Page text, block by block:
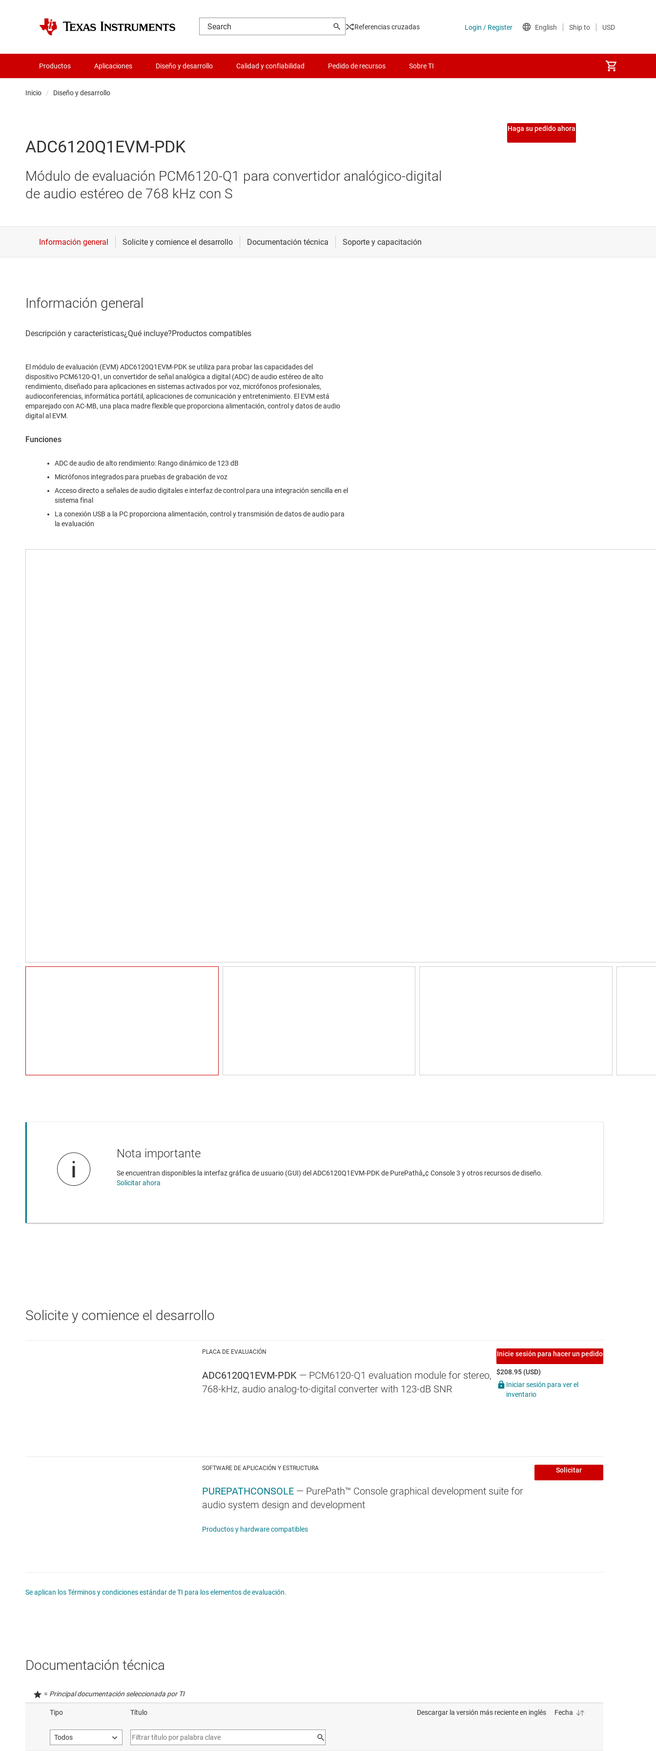
Referencias cruzadas
Productos Aplicaciones Diseño y desarrollo Calidad y confiabilidad Pedido de recursos Sobre TI
Inicio Diseño y desarrollo
ADC6120Q1EVM-PDK
Módulo de evaluación PCM6120-Q1 para convertidor analógico-digital
de audio estéreo de 768 kHz con S
Haga su pedido ahora
Información general
El módulo de evaluación (EVM) ADC6120Q1EVM-PDK se utiliza para probar las capacidades del
dispositivo PCM6120-Q1, un convertidor de señal analógica a digital (ADC) de audio estéreo de alto
rendimiento, diseñado para aplicaciones en sistemas activados por voz, micrófonos profesionales,
audioconferencias, informática portátil, aplicaciones de comunicación y entretenimiento. El EVM está
emparejado con AC-MB, una placa madre flexible que proporciona alimentación, control y datos de audio
digital al EVM.
Funciones
ADC de audio de alto rendimiento: Rango dinámico de 123 dB
Micrófonos integrados para pruebas de grabación de voz
Acceso directo a señales de audio digitales e interfaz de control para una integración sencilla en el
sistema final
La conexión USB a la PC proporciona alimentación, control y transmisión de datos de audio para
la evaluación
Nota importante
Se encuentran disponibles la interfaz gráfica de usuario (GUI) del ADC6120Q1EVM-PDK de PurePathâ„¢ Console 3 y otros recursos de diseño.
Solicitar ahora
Solicite y comience el desarrollo
PLACA DE EVALUACIÓN
ADC6120Q1EVM-PDK — PCM6120-Q1 evaluation module for stereo,
768-kHz, audio analog-to-digital converter with 123-dB SNR
Inicie sesión para hacer un pedido
$208.95 (USD)
Iniciar sesión para ver el
inventario
SOFTWARE DE APLICACIÓN Y ESTRUCTURA
PUREPATHCONSOLE — PurePath™ Console graphical development suite for
audio system design and development
Productos y hardware compatibles
Solicitar
Se aplican los Términos y condiciones estándar de TI para los elementos de evaluación.
Documentación técnica
= Principal documentación seleccionada por TI